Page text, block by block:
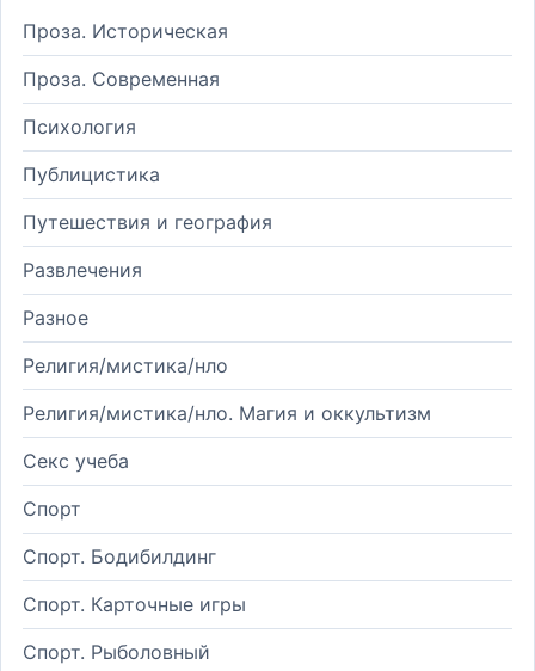
Проза. Историческая
Проза. Современная
Психология
Публицистика
Путешествия и география
Развлечения
Разное
Религия/мистика/нло
Религия/мистика/нло. Магия и оккультизм
Секс учеба
Спорт
Спорт. Бодибилдинг
Спорт. Карточные игры
Спорт. Рыболовный